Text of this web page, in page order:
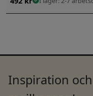
Inspiration